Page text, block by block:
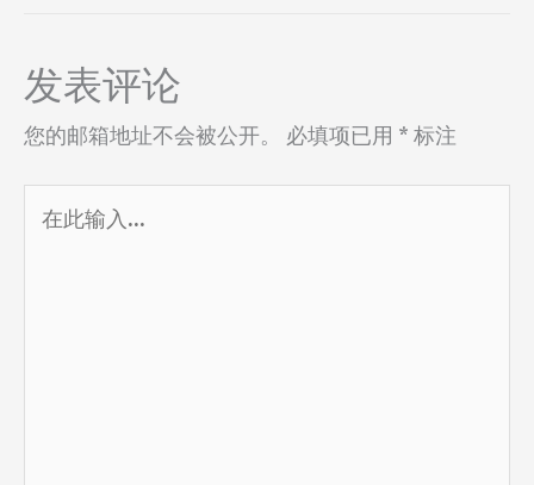
发表评论
您的邮箱地址不会被公开。 必填项已用 * 标注